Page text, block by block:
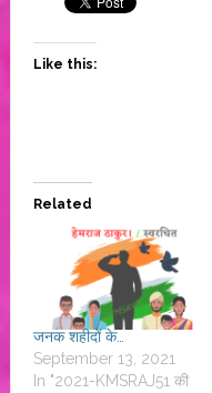
Like this:
Related
जनक शहीदों के…
September 13, 2021
In "2021-KMSRAJ51 की